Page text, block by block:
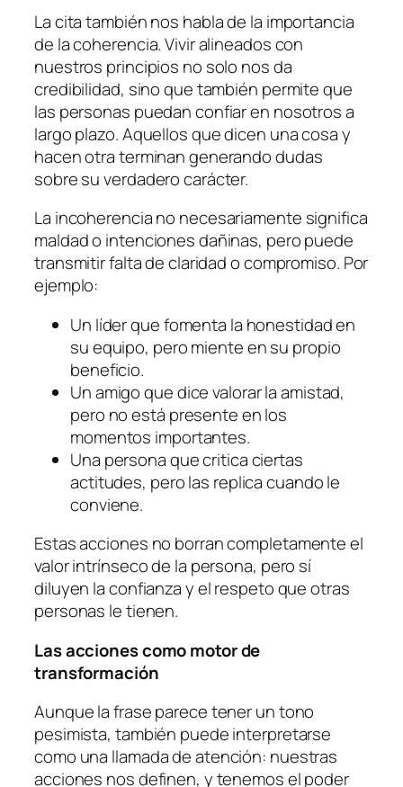
La cita también nos habla de la importancia
de la coherencia. Vivir alineados con
nuestros principios no solo nos da
credibilidad, sino que también permite que
las personas puedan confiar en nosotros a
largo plazo. Aquellos que dicen una cosa y
hacen otra terminan generando dudas
sobre su verdadero carácter.
La incoherencia no necesariamente significa
maldad o intenciones dañinas, pero puede
transmitir falta de claridad o compromiso. Por
ejemplo:
Un líder que fomenta la honestidad en
su equipo, pero miente en su propio
beneficio.
Un amigo que dice valorar la amistad,
pero no está presente en los
momentos importantes.
Una persona que critica ciertas
actitudes, pero las replica cuando le
conviene.
Estas acciones no borran completamente el
valor intrínseco de la persona, pero sí
diluyen la confianza y el respeto que otras
personas le tienen.
Las acciones como motor de
transformación
Aunque la frase parece tener un tono
pesimista, también puede interpretarse
como una llamada de atención: nuestras
acciones nos definen, y tenemos el poder